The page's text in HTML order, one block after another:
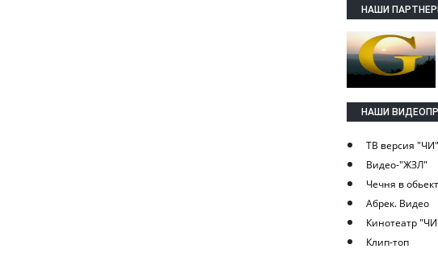
НАШИ
НАШИ
ТВ версия "ЧИ"
Видео-"ЖЗЛ"
Чечня в
Абрек. Видео
Кинотеатр
Клип-топ